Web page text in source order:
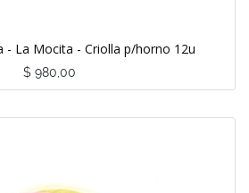
- La Mocita - Criolla p/horno 12u
$ 980,00